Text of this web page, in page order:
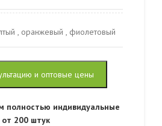
, оранжевый , фиолетовый
и оптовые цены
полностью индивидуальные
200 штук